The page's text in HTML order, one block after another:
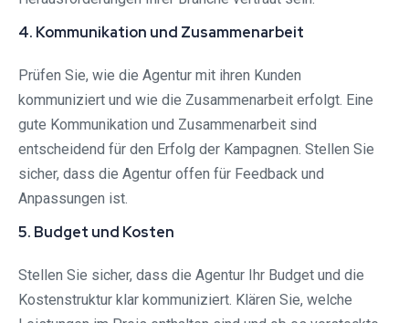
4. Kommunikation und Zusammenarbeit
Prüfen Sie, wie die Agentur mit ihren Kunden
kommuniziert und wie die Zusammenarbeit erfolgt. Eine
gute Kommunikation und Zusammenarbeit sind
entscheidend für den Erfolg der Kampagnen. Stellen Sie
sicher, dass die Agentur offen für Feedback und
Anpassungen ist.
5. Budget und Kosten
Stellen Sie sicher, dass die Agentur Ihr Budget und die
Kostenstruktur klar kommuniziert. Klären Sie, welche